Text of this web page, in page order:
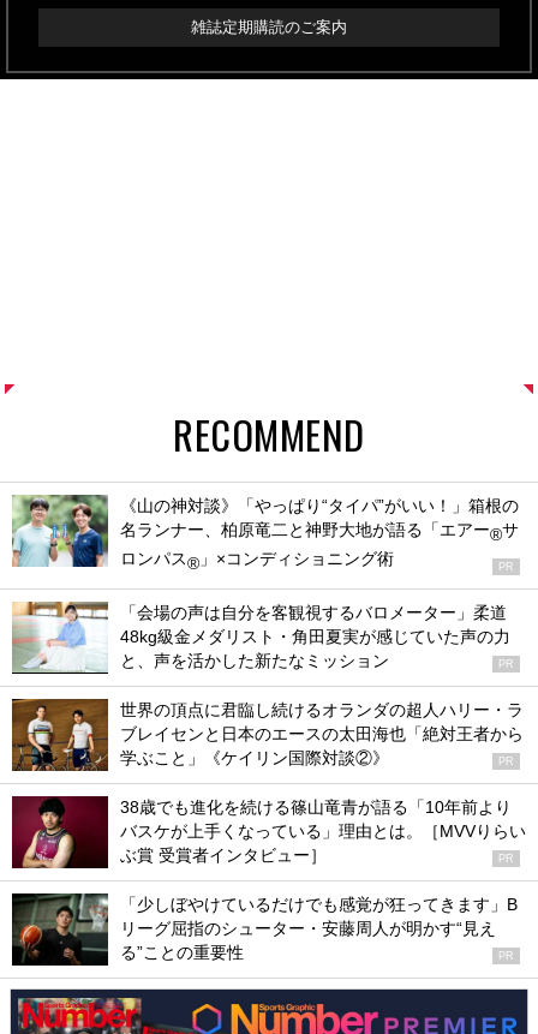
雑誌定期購読のご案内
RECOMMEND
《山の神対談》「やっぱり“タイパ”がいい！」箱根の
名ランナー、柏原竜二と神野大地が語る「エアー®サ
ロンパス® 」×コンディショニング術 PR
「会場の声は自分を客観視するバロメーター」柔道
48kg級金メダリスト・角田夏実が感じていた声の力
と、声を活かした新たなミッション
PR
世界の頂点に君臨し続けるオランダの超人ハリー・ラ
ブレイセンと日本のエースの太田海也「絶対王者から
学ぶこと」《ケイリン国際対談②》
PR
38歳でも進化を続ける篠山竜青が語る「10年前より
バスケが上手くなっている」理由とは。［MVVりらい
ぶ賞 受賞者インタビュー］
PR
「少しぼやけているだけでも感覚が狂ってきます」B
リーグ屈指のシューター・安藤周人が明かす“見え
る”ことの重要性
PR